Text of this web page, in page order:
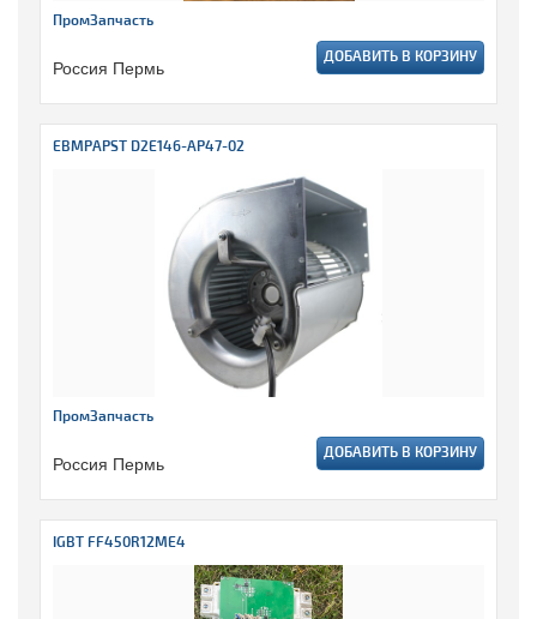
ПромЗапчасть
Россия Пермь ДОБАВИТЬ В КОРЗИНУ
EBMPAPST D2E146-AP47-02
ПромЗапчасть
Россия Пермь ДОБАВИТЬ В КОРЗИНУ
IGBT FF450R12ME4